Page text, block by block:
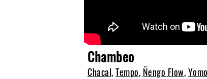
Chambeo
Chacal,Tempo, Ñengo Flow,Yomo